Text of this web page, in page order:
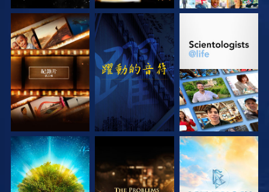
探索系列節目 觀看 探索系列節目
探索系列節目 探索系列節目 探索系列節目